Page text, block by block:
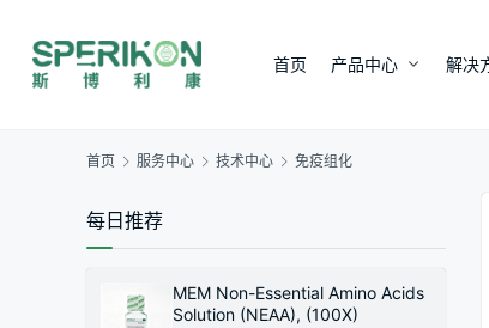
首页 产品中心 解决
首页 服务中心 技术中心 免疫组化
每日推荐
MEM Non-Essential Amino Acids
Solution (NEAA), (100X)